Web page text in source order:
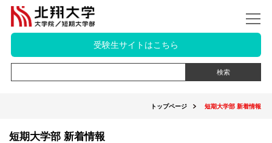
受験生サイトはこちら
トップページ 短期大学部 新着情報
短期大学部 新着情報